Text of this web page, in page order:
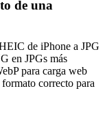
de una
de iPhone a JPG
en JPGs más
para carga web
correcto para